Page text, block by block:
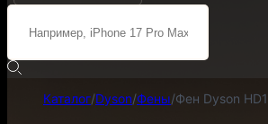
Каталог/Dyson/Фены/Фен Dyson